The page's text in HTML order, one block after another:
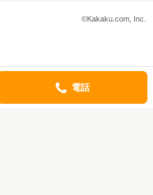
©Kakaku.com, Inc.
電話